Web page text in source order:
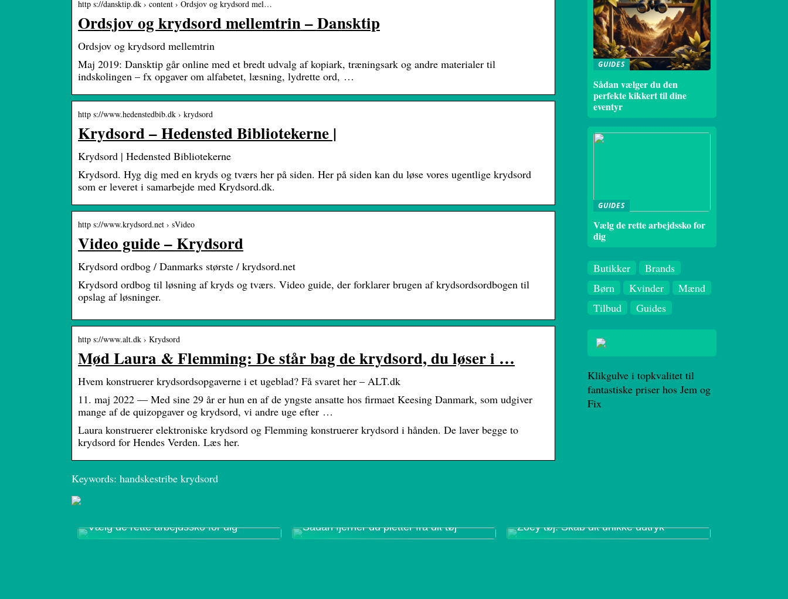
http s://dansktip.dk › content › Ordsjov og krydsord mel…
Ordsjov og krydsord mellemtrin – Dansktip
Ordsjov og krydsord mellemtrin
Maj 2019: Dansktip går online med et bredt udvalg af kopiark, træningsark og andre materialer til
indskolingen – fx opgaver om alfabetet, læsning, lydrette ord, …
http s://www.hedenstedbib.dk › krydsord
Krydsord – Hedensted Bibliotekerne |
Krydsord | Hedensted Bibliotekerne
Krydsord. Hyg dig med en kryds og tværs her på siden. Her på siden kan du løse vores ugentlige krydsord
som er leveret i samarbejde med Krydsord.dk.
http s://www.krydsord.net › sVideo
Video guide – Krydsord
Krydsord ordbog / Danmarks største / krydsord.net
Krydsord ordbog til løsning af kryds og tværs. Video guide, der forklarer brugen af krydsordsordbogen til
opslag af løsninger.
http s://www.alt.dk › Krydsord
Mød Laura & Flemming: De står bag de krydsord, du løser i …
Hvem konstruerer krydsordsopgaverne i et ugeblad? Få svaret her – ALT.dk
11. maj 2022 — Med sine 29 år er hun en af de yngste ansatte hos firmaet Keesing Danmark, som udgiver
mange af de quizopgaver og krydsord, vi andre uge efter …
Laura konstruerer elektroniske krydsord og Flemming konstruerer krydsord i hånden. De laver begge to
krydsord for Hendes Verden. Læs her.
Keywords: handskestribe krydsord
GUIDES
Sådan vælger du den
perfekte kikkert til dine
eventyr
GUIDES
Vælg de rette arbejdssko for
dig
Butikker
Brands
Børn
Kvinder
Mænd
Tilbud
Guides
Klikgulve i topkvalitet til
fantastiske priser hos Jem og
Fix
Vælg de rette arbejdssko for dig Sådan fjerner du pletter fra dit tøj Zoey tøj: Skab dit unikke udtryk